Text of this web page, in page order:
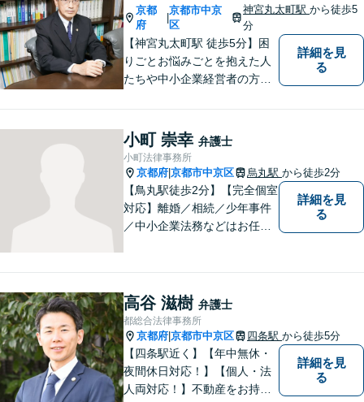
京都
府
|
京都市中京
区
神宮丸太町駅から徒歩5
分
【神宮丸太町駅 徒歩5分】困
りごとお悩みごとを抱えた人
たちや中小企業経営者の方々
寧をモットーとして全力でそ
の解決にあたります。どんな
に困難でも、常に明るく、前
向きな気持ちをもって、ご依
頼者様とともにより良い解決
を目指します。
詳細を見
る
小町 崇幸 弁護士
小町法律事務所
京都府 京都市中京区 烏丸駅 から徒歩2分
【鳥丸駅徒歩2分】【完全個室
対応】離婚／相続／少年事件
／中小企業法務などはお任せ
はお気軽にご相談ください！
【近隣駐車場あり】
詳細を見
る
高谷 滋樹 弁護士
都総合法律事務所
京都府 京都市中京区 四条駅 から徒歩5分
【四条駅近く】【年中無休・
夜間休日対応！】【個人・法
人両対応！】不動産をお持ち
詳細を見
る